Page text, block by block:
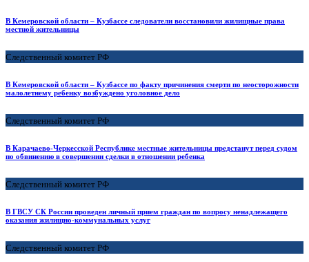
В Кемеровской области – Кузбассе следователи восстановили жилищные права
местной жительницы
Следственный комитет РФ
В Кемеровской области – Кузбассе по факту причинения смерти по неосторожности
малолетнему ребенку возбуждено уголовное дело
Следственный комитет РФ
В Карачаево-Черкесской Республике местные жительницы предстанут перед судом
по обвинению в совершении сделки в отношении ребенка
Следственный комитет РФ
В ГВСУ СК России проведен личный прием граждан по вопросу ненадлежащего
оказания жилищно-коммунальных услуг
Следственный комитет РФ